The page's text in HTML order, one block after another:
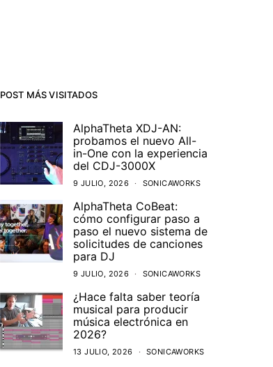
POST MÁS VISITADOS
AlphaTheta XDJ-AN:
probamos el nuevo All-
in-One con la experiencia
del CDJ-3000X
9 JULIO, 2026 SONICAWORKS
AlphaTheta CoBeat:
cómo configurar paso a
paso el nuevo sistema de
solicitudes de canciones
para DJ
9 JULIO, 2026 SONICAWORKS
¿Hace falta saber teoría
musical para producir
música electrónica en
2026?
13 JULIO, 2026 SONICAWORKS